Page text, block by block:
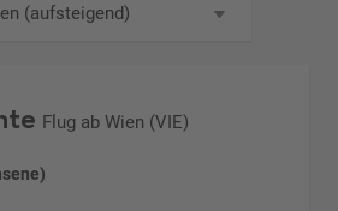
(aufsteigend)
Flug ab Wien (VIE)